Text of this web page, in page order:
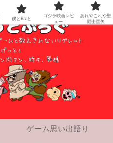
ゲーム思い出語り
僕とB’zと
ゴジラ映画レビ
ュー
あれやこれや聖
闘士星矢